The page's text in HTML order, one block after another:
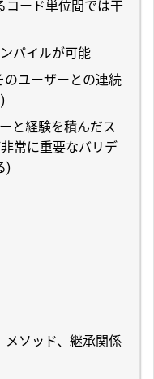
コード単位間では干
パイルが可能
のユーザーとの連続
と経験を積んだス
常に重要なバリデ
)
メソッド、継承関係